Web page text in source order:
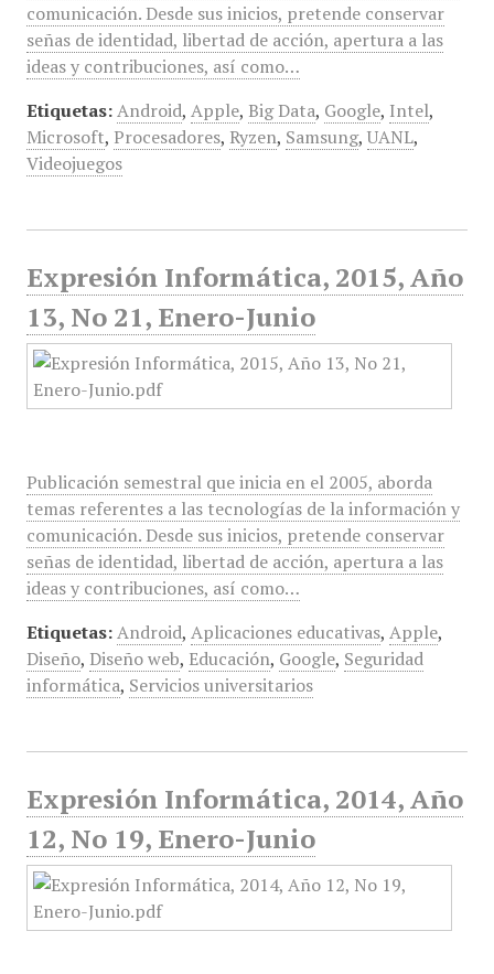
comunicación. Desde sus inicios, pretende conservar
señas de identidad, libertad de acción, apertura a las
ideas y contribuciones, así como…
Etiquetas: Android, Apple, Big Data, Google, Intel,
Microsoft, Procesadores, Ryzen, Samsung, UANL,
Videojuegos
Expresión Informática, 2015, Año
13, No 21, Enero-Junio
Publicación semestral que inicia en el 2005, aborda
temas referentes a las tecnologías de la información y
comunicación. Desde sus inicios, pretende conservar
señas de identidad, libertad de acción, apertura a las
ideas y contribuciones, así como…
Etiquetas: Android, Aplicaciones educativas, Apple,
Diseño, Diseño web, Educación, Google, Seguridad
informática, Servicios universitarios
Expresión Informática, 2014, Año
12, No 19, Enero-Junio